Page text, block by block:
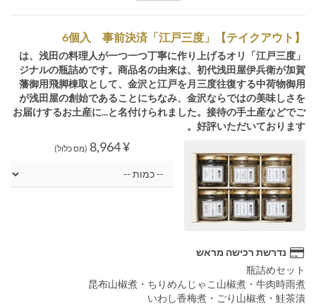
【テイクアウト】「江戸三度」6個入 事前決済
「江戸三度」は、浅田の料理人が一つ一つ丁寧に作り上げるオリ
ジナルの瓶詰めです。商品名の由来は、初代浅田屋伊兵衛が加賀
藩御用飛脚棟取として、金沢と江戸を月三度往復する中荷物御用
が浅田屋の創始であることにちなみ、金沢ならではの美味しさを
お届けするお土産に...と名付けられました。接待の手土産などでご
好評いただいております。
¥ 8,964 (מס כלול)
נדרשת רכישה מראש
瓶詰めセット
昆布山椒煮・ちりめんじゃこ山椒煮・牛肉時雨煮
いわし香梅煮・ごり山椒煮・鮭茶漬